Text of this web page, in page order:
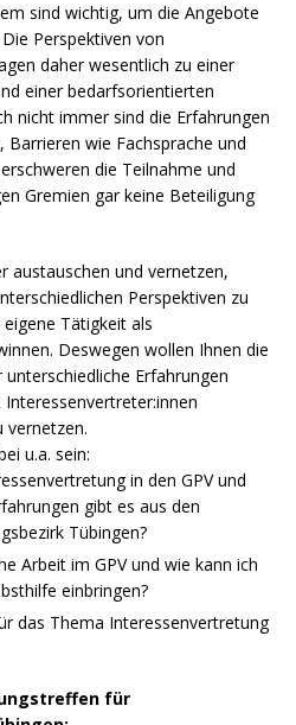
sind wichtig, um die Angebote
Perspektiven von
daher wesentlich zu einer
einer bedarfsorientierten
nicht immer sind die Erfahrungen
wie Fachsprache und
die Teilnahme und
Gremien gar keine Beteiligung
austauschen und vernetzen,
Perspektiven zu
Tätigkeit als
Deswegen wollen Ihnen die
Erfahrungen
vernetzen.
u.a. sein:
in den GPV und
gibt es aus den
Tübingen?
Arbeit im GPV und wie kann ich
einbringen?
das Thema Interessenvertretung
für